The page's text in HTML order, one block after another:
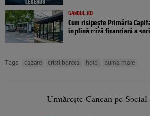
GANDUL.RO
Cum risipește Primăria
în plină criză financiară a
Tags: cazare cristi borcea hotel suma mare
Urmărește Cancan pe